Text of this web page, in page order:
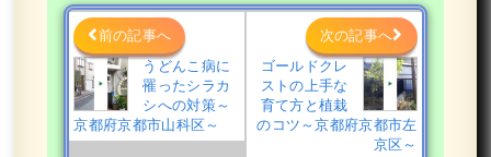
前の記事へ
うどんこ病に
罹ったシラカ
シへの対策～
京都府京都市山科区～
次の記事へ
ゴールドクレ
ストの上手な
育て方と植栽
のコツ～京都府京都市左
京区～